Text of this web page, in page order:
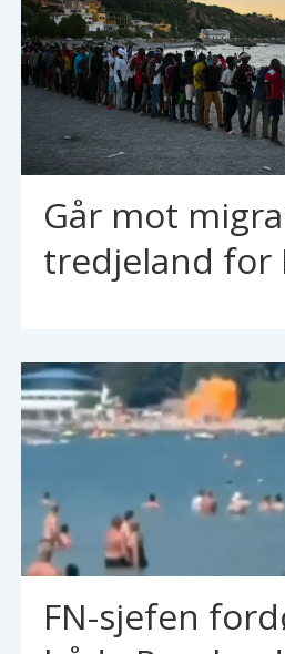
Går mot
tredjeland for
FN-sjefen